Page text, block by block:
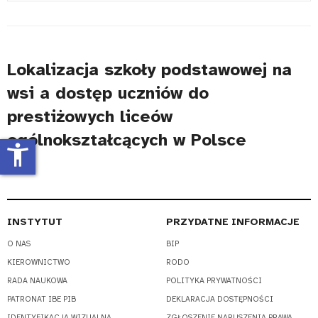
Lokalizacja szkoły podstawowej na
wsi a dostęp uczniów do
prestiżowych liceów
ogólnokształcących w Polsce
INSTYTUT
O NAS
KIEROWNICTWO
RADA NAUKOWA
PATRONAT IBE PIB
PRZYDATNE INFORMACJE
BIP
RODO
POLITYKA PRYWATNOŚCI
DEKLARACJA DOSTĘPNOŚCI
accessibility_new